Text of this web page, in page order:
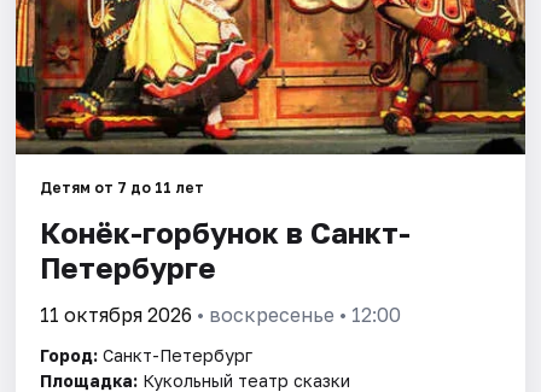
Детям от 7 до 11 лет
Конёк-горбунок в Санкт-
Петербурге
11 октября 2026 • воскресенье • 12:00
Город: Санкт-Петербург
Площадка: Кукольный театр сказки